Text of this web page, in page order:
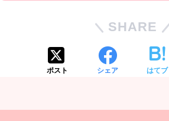
SHARE
ポスト シェア はてブ